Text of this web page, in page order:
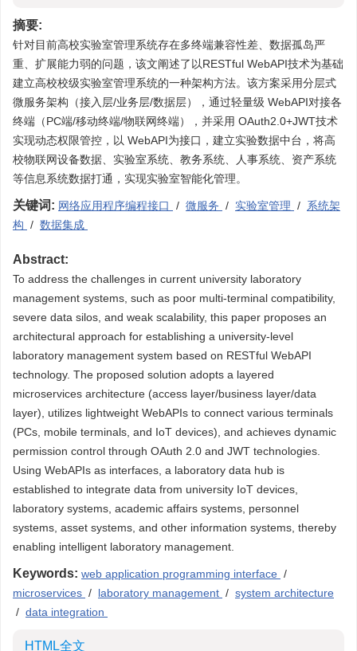
摘要:
针对目前高校实验室管理系统存在多终端兼容性差、数据孤岛严
重、扩展能力弱的问题，该文阐述了以RESTful WebAPI技术为基础
建立高校校级实验室管理系统的一种架构方法。该方案采用分层式
微服务架构（接入层/业务层/数据层），通过轻量级 WebAPI对接各
终端（PC端/移动终端/物联网终端），并采用 OAuth2.0+JWT技术
实现动态权限管控，以 WebAPI为接口，建立实验数据中台，将高
校物联网设备数据、实验室系统、教务系统、人事系统、资产系统
等信息系统数据打通，实现实验室智能化管理。
关键词: 网络应用程序编程接口 / 微服务 / 实验室管理 / 系统架
构 / 数据集成
Abstract:
To address the challenges in current university laboratory
management systems, such as poor multi-terminal compatibility,
severe data silos, and weak scalability, this paper proposes an
architectural approach for establishing a university-level
laboratory management system based on RESTful WebAPI
technology. The proposed solution adopts a layered
microservices architecture (access layer/business layer/data
layer), utilizes lightweight WebAPIs to connect various terminals
(PCs, mobile terminals, and IoT devices), and achieves dynamic
permission control through OAuth 2.0 and JWT technologies.
Using WebAPIs as interfaces, a laboratory data hub is
established to integrate data from university IoT devices,
laboratory systems, academic affairs systems, personnel
systems, asset systems, and other information systems, thereby
enabling intelligent laboratory management.
Keywords: web application programming interface /
microservices / laboratory management / system architecture
/ data integration
HTML全文